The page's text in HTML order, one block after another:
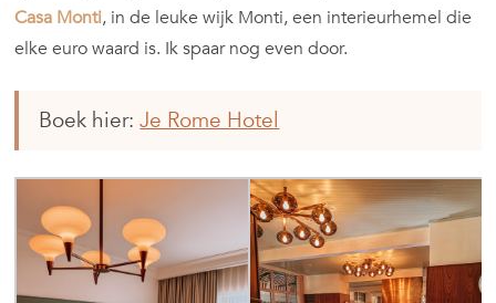
Casa Monti, in de leuke wijk Monti, een interieurhemel die
elke euro waard is. Ik spaar nog even door.
Boek hier:Je Rome Hotel